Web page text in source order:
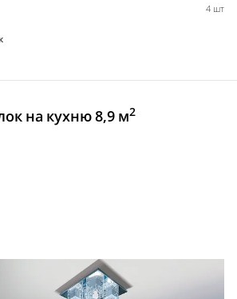
4 шт
на кухню 8,9 м2